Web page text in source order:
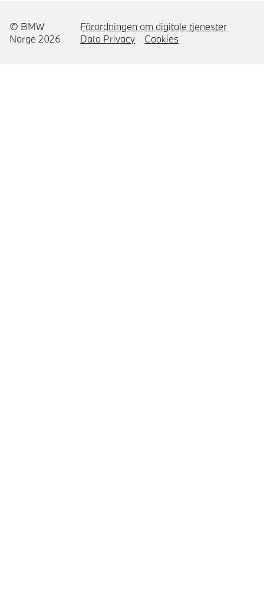
© BMW
Norge 2026
Förordningen om digitale tjenester
Data Privacy
Cookies